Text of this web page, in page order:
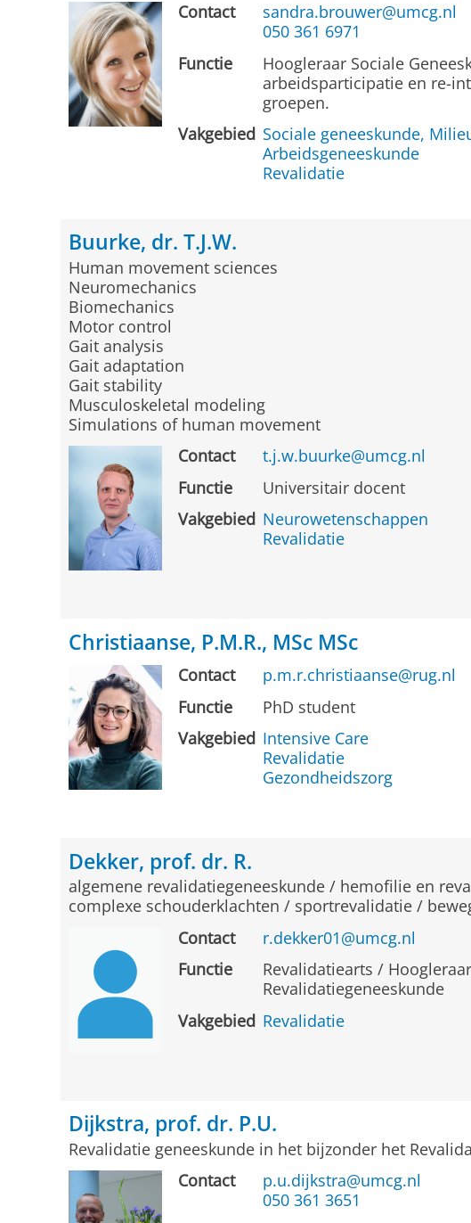
Contact
sandra.brouwer@umcg.nl
050 361 6971
Functie
Hoogleraar Sociale
arbeidsparticipatie en re-
groepen.
Vakgebied Sociale geneeskunde,
Arbeidsgeneeskunde
Revalidatie
Buurke, dr. T.J.W.
Human movement sciences
Neuromechanics
Biomechanics
Motor control
Gait analysis
Gait adaptation
Gait stability
Musculoskeletal modeling
Simulations of human movement
Contact
t.j.w.buurke@umcg.nl
Functie
Universitair docent
Vakgebied Neurowetenschappen
Revalidatie
Christiaanse, P.M.R., MSc MSc
Contact
p.m.r.christiaanse@rug.nl
Functie
PhD student
Vakgebied Intensive Care
Revalidatie
Gezondheidszorg
Dekker, prof. dr. R.
algemene revalidatiegeneeskunde / hemofilie en
complexe schouderklachten / sportrevalidatie /
Contact
r.dekker01@umcg.nl
Functie
Revalidatiearts /
Revalidatiegeneeskunde
Vakgebied Revalidatie
Dijkstra, prof. dr. P.U.
Revalidatie geneeskunde in het bijzonder het
Contact
p.u.dijkstra@umcg.nl
050 361 3651